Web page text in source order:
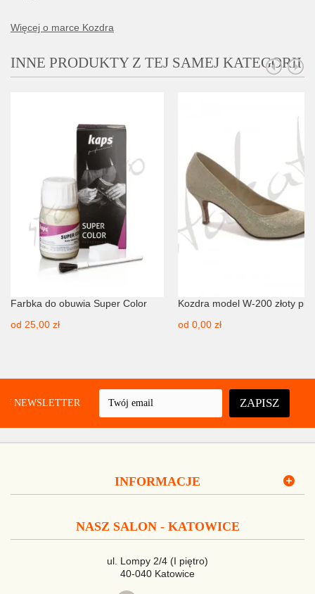
Więcej o marce Kozdra
INNE PRODUKTY Z TEJ SAMEJ KATEGORII
Farbka do obuwia Super Color
od 25,00 zł
Kozdra model W-200 złoty
od 0,00 zł
NEWSLETTER ZAPISZ
INFORMACJE
NASZ SALON - KATOWICE
ul. Lompy 2/4 (I piętro)
40-040 Katowice